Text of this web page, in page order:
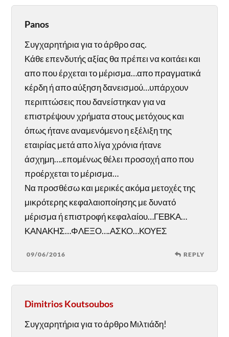
Panos
Συγχαρητήρια για το άρθρο σας.
Κάθε επενδυτής αξίας θα πρέπει να κοιτάει και
απο που έρχεται το μέρισμα…απο πραγματικά
κέρδη ή απο αύξηση δανεισμού…υπάρχουν
περιπτώσεις που δανείστηκαν για να
επιστρέψουν χρήματα στους μετόχους και
όπως ήτανε αναμενόμενο η εξέλιξη της
εταιρίας μετά απο λίγα χρόνια ήτανε
άσχημη….επομένως θέλει προσοχή απο που
προέρχεται το μέρισμα…
Να προσθέσω και μερικές ακόμα μετοχές της
μικρότερης κεφαλαιοποίησης με δυνατό
μέρισμα ή επιστροφή κεφαλαίου…ΓΕΒΚΑ…
ΚΑΝΑΚΗΣ…ΦΛΕΞΟ….ΑΣΚΟ…ΚΟΥΕΣ
09/06/2016 REPLY
Dimitrios Koutsoubos
Συγχαρητήρια για το άρθρο Μιλτιάδη!